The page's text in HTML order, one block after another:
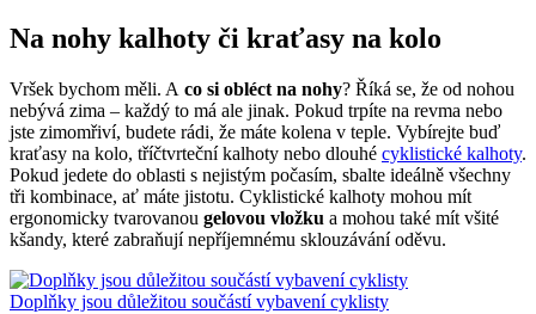
Na nohy kalhoty či kraťasy na kolo
Vršek bychom měli. A co si obléct na nohy? Říká se, že od nohou
nebývá zima – každý to má ale jinak. Pokud trpíte na revma nebo
jste zimomřiví, budete rádi, že máte kolena v teple. Vybírejte buď
kraťasy na kolo, tříčtvrteční kalhoty nebo dlouhé cyklistické kalhoty.
Pokud jedete do oblasti s nejistým počasím, sbalte ideálně všechny
tři kombinace, ať máte jistotu. Cyklistické kalhoty mohou mít
ergonomicky tvarovanou gelovou vložku a mohou také mít všité
kšandy, které zabraňují nepříjemnému sklouzávání oděvu.
Doplňky jsou důležitou součástí vybavení cyklisty